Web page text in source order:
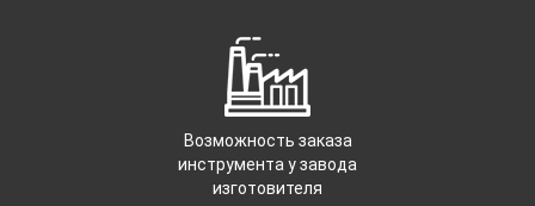
Возможность заказа
инструмента у завода
изготовителя